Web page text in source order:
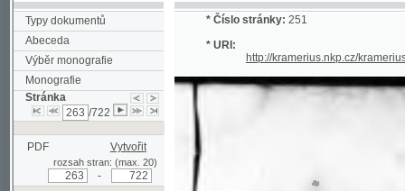
Typy dokumentů
Abeceda
Výběr monografie
Monografie
Stránka
/722
PDF Vytvořit
rozsah stran: (max. 20)
http://kramerius.nkp.cz/kramerius/